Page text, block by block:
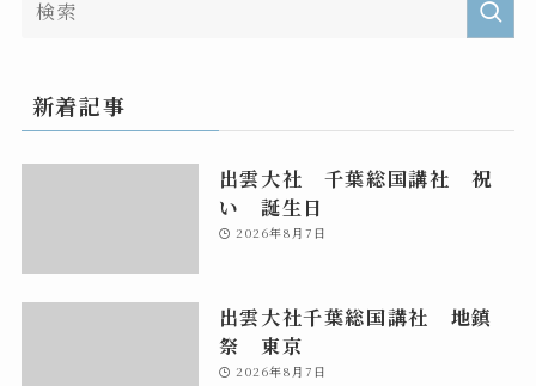
新着記事
出雲大社 千葉総国講社 祝
い 誕生日
2026年8月7日
出雲大社千葉総国講社 地鎮
祭 東京
2026年8月7日